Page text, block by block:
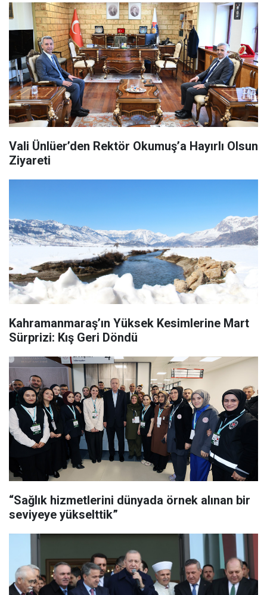
Vali Ünlüer’den Rektör Okumuş’a Hayırlı Olsun
Ziyareti
Kahramanmaraş’ın Yüksek Kesimlerine Mart
Sürprizi: Kış Geri Döndü
“Sağlık hizmetlerini dünyada örnek alınan bir
seviyeye yükselttik”